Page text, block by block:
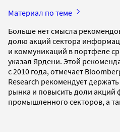
Материал по теме
Больше нет смысла
долю акций сектора
и коммуникаций в портфеле
указал Ярдени. Этой
с 2010 года, отмечает
Research рекомендует
рынка и повысить доли акций
промышленного секторов, а